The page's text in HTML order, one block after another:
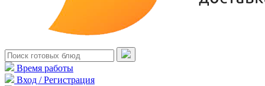
Время работы
Вход / Регистрация